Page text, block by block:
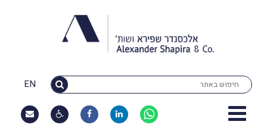
EN